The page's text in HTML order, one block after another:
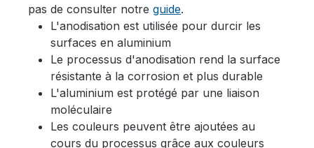
pas de consulter notre guide.
L'anodisation est utilisée pour durcir les
surfaces en aluminium
Le processus d'anodisation rend la surface
résistante à la corrosion et plus durable
L'aluminium est protégé par une liaison
moléculaire
Les couleurs peuvent être ajoutées au
cours du processus grâce aux couleurs